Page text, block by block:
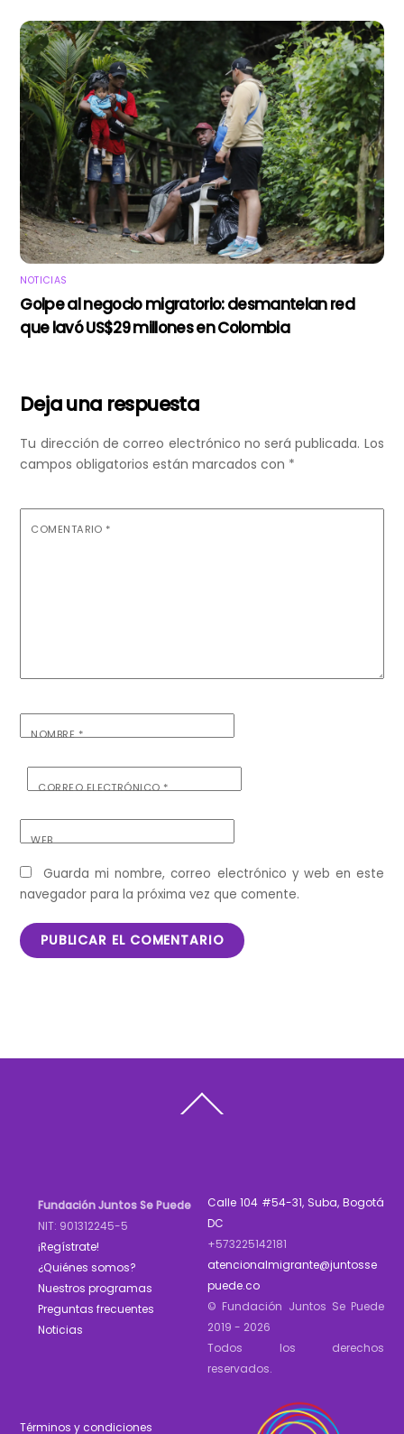
NOTICIAS
Golpe al negocio migratorio: desmantelan red
que lavó US$29 millones en Colombia
Deja una respuesta
Tu dirección de correo electrónico no será publicada. Los
campos obligatorios están marcados con *
COMENTARIO *
NOMBRE*
CORREO ELECTRÓNICO*
WEB
Guarda mi nombre, correo electrónico y web en este
navegador para la próxima vez que comente.
To
Fundación Juntos Se Puede
NIT: 901312245-5
¡Regístrate!
¿Quiénes somos?
Nuestros programas
Preguntas frecuentes
Noticias
Calle 104 #54-31, Suba, Bogotá
DC
+573225142181
atencionalmigrante@juntosse
puede.co
© Fundación Juntos Se Puede
2019 - 2026
Todos los derechos
reservados.
Términos y condiciones